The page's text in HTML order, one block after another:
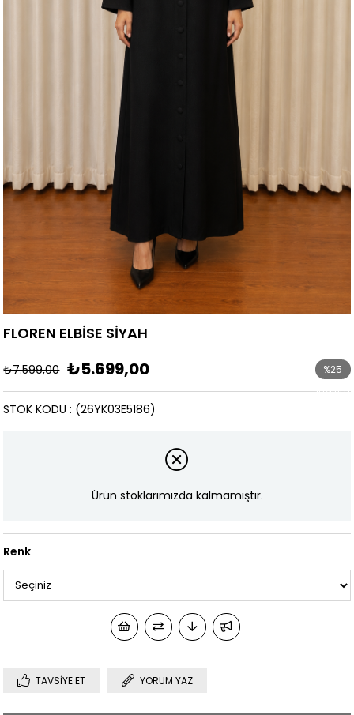
FLOREN ELBİSE SİYAH
₺7.599,00 ₺5.699,00 %25
İndirim
(26YK03E5186)
STOK KODU
Ürün stoklarımızda kalmamıştır.
Renk
TAVSIYE ET YORUM YAZ